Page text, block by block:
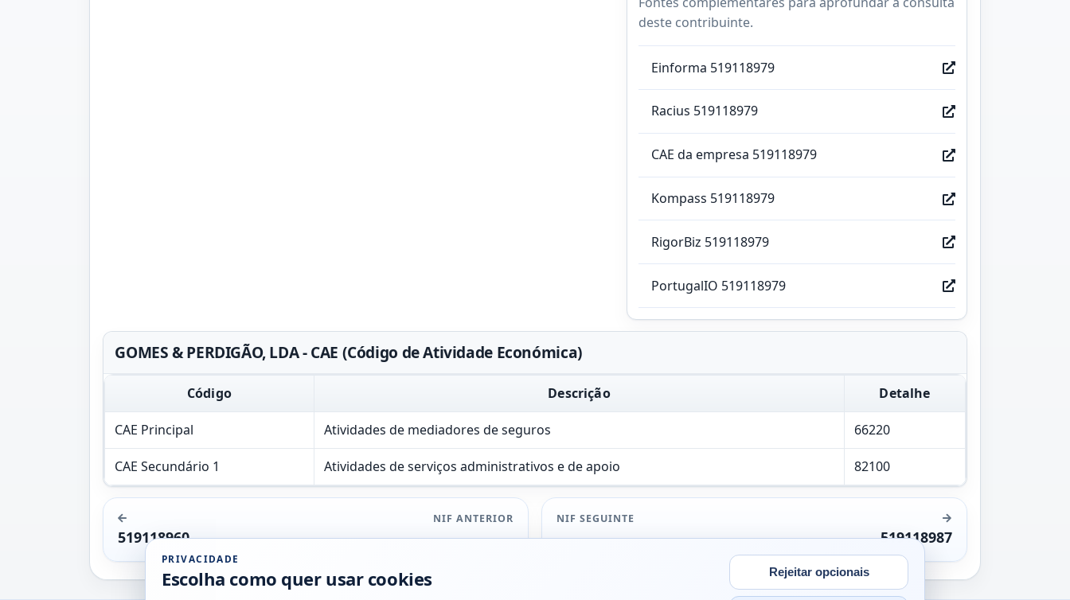
deste contribuinte.
Einforma 519118979
Racius 519118979
CAE da empresa 519118979
Kompass 519118979
RigorBiz 519118979
PortugalIO 519118979
GOMES & PERDIGÃO, LDA - CAE (Código de Atividade Económica)
Código Descrição Detalhe
CAE Principal Atividades de mediadores de seguros 66220
CAE Secundário 1 Atividades de serviços administrativos e de apoio 82100
NIF ANTERIOR
519118960
NIF SEGUINTE
519118987
PRIVACIDADE
Escolha como quer usar cookies Rejeitar opcionais